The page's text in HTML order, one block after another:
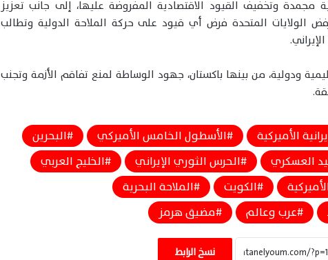
وتخفيف القيود الاقتصادية المفروضة عليها، إلى جانب تعزيز
الولايات المتحدة فرض أي قيود على حركة الملاحة الدولية وتطالب
ودولية، من بينها باكستان، جهود الوساطة لمنع تفاقم الأزمة وتجنب
الأميركية الأسطول الخامس الأميركي
البحرين
العسكري الحرس الثوري الإيراني
الخليج العربي
الكويت
الملاحة البحرية
عرب وعالم مضيق هرمز
نسخ الرابط
سفن ويعطل ناقلة في الخليج